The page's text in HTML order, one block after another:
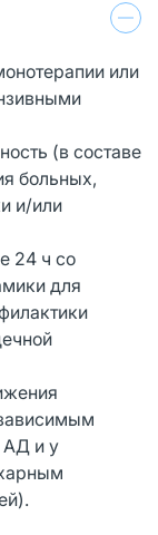
или
(в составе
больных,
и/или
24 ч со
для
АД и у